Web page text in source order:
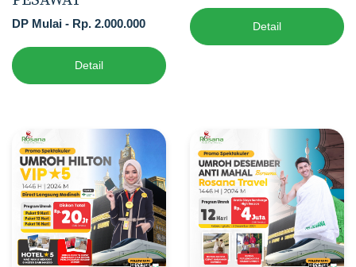
DP Mulai - Rp. 2.000.000
Detail
Detail